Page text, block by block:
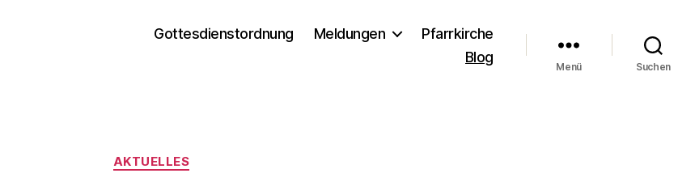
Gottesdienstordnung Meldungen
Pfarrkirche
Blog
Menü Suchen
Kategorien
AKTUELLES